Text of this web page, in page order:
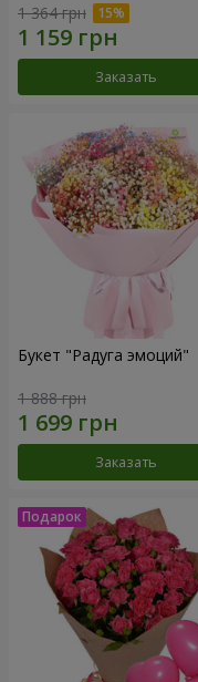
1 364 грн
Заказать
Букет "Радуга эмоций"
1 888 грн
Заказать